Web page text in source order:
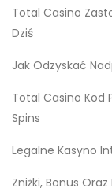
Total Casino
Dziś
Jak Odzyskać
Total Casino Kod
Spins
Legalne Kasyno
Zniżki, Bonus